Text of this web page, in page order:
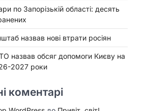
по Запорізькій області: десять
назвав нові втрати росіян
назвав обсяг допомоги Києву на
2027 роки
коментарі